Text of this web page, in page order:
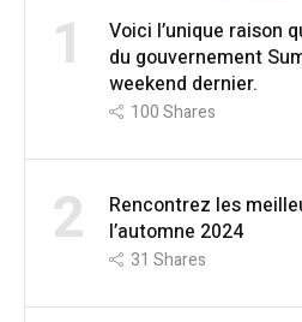
1
Voici l’unique raison
du gouvernement
weekend dernier.
100Shares
2
Rencontrez les
l’automne 2024
31 Shares